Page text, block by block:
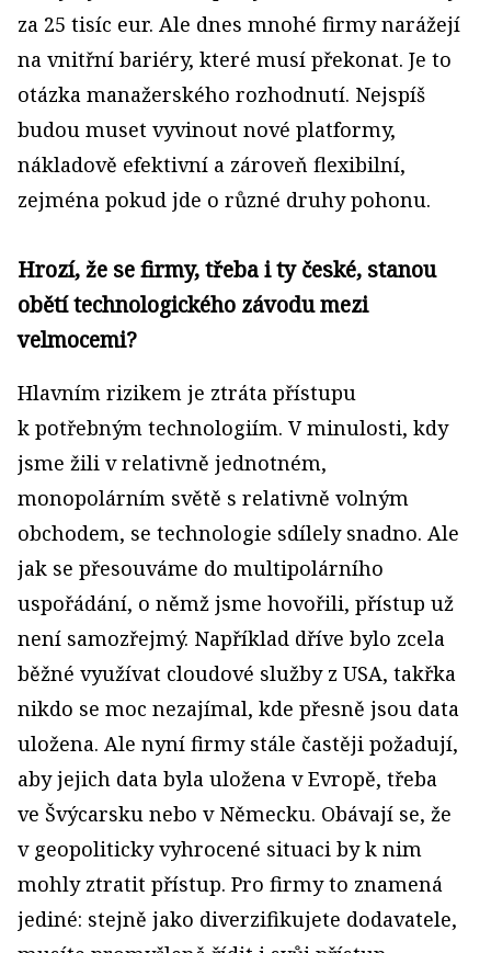
za 25 tisíc eur. Ale dnes mnohé firmy narážejí
na vnitřní bariéry, které musí překonat. Je to
otázka manažerského rozhodnutí. Nejspíš
budou muset vyvinout nové platformy,
nákladově efektivní a zároveň flexibilní,
zejména pokud jde o různé druhy pohonu.
Hrozí, že se firmy, třeba i ty české, stanou
obětí technologického závodu mezi
velmocemi?
Hlavním rizikem je ztráta přístupu
k potřebným technologiím. V minulosti, kdy
jsme žili v relativně jednotném,
monopolárním světě s relativně volným
obchodem, se technologie sdílely snadno. Ale
jak se přesouváme do multipolárního
uspořádání, o němž jsme hovořili, přístup už
není samozřejmý. Například dříve bylo zcela
běžné využívat cloudové služby z USA, takřka
nikdo se moc nezajímal, kde přesně jsou data
uložena. Ale nyní firmy stále častěji požadují,
aby jejich data byla uložena v Evropě, třeba
ve Švýcarsku nebo v Německu. Obávají se, že
v geopoliticky vyhrocené situaci by k nim
mohly ztratit přístup. Pro firmy to znamená
jediné: stejně jako diverzifikujete dodavatele,